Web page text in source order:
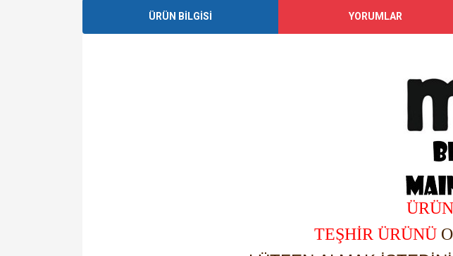
ÜRÜN BİLGİSİ YORUMLAR
TEŞHİR ÜRÜNÜ